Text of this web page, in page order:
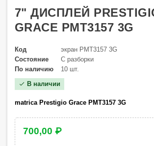
7" ДИСПЛЕЙ
GRACE PMT3157 3G
Код
экран PMT3157 3G
Состояние
С разборки
По наличию
10 шт.
check В наличии
matrica Prestigio Grace PMT3157 3G
700,00 ₽